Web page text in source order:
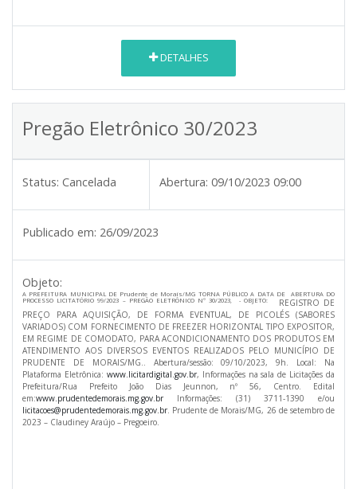
DETALHES
Pregão Eletrônico 30/2023
Status: Cancelada Abertura: 09/10/2023 09:00
Publicado em: 26/09/2023
Objeto:
A PREFEITURA MUNICIPAL DE Prudente de Morais/MG TORNA PÚBLICO A DATA DE ABERTURA DO
PROCESSO LICITATÓRIO 99/2023 – PREGÃO ELETRÔNICO Nº 30/2023, - OBJETO:
REGISTRO DE
PREÇO PARA AQUISIÇÃO, DE FORMA EVENTUAL, DE PICOLÉS (SABORES
VARIADOS) COM FORNECIMENTO DE FREEZER HORIZONTAL TIPO EXPOSITOR,
EM REGIME DE COMODATO, PARA ACONDICIONAMENTO DOS PRODUTOSEM
ATENDIMENTO AOS DIVERSOS EVENTOS REALIZADOS PELO MUNICÍPIO DE
PRUDENTE DE MORAIS/MG
. Abertura/sessão: 09/10/2023, 9h. Local: Na
Plataforma Eletrônica: www.licitardigital.gov.br, Informações na sala de Licitações da
Prefeitura/Rua Prefeito João Dias Jeunnon, nº 56, Centro. Edital
em:www.prudentedemorais.mg.gov.br Informações: (31) 3711-1390 e/ou
licitacoes@prudentedemorais.mg.gov.br . Prudente de Morais/MG, 26 de setembro de
2023 – Claudiney Araújo – Pregoeiro.